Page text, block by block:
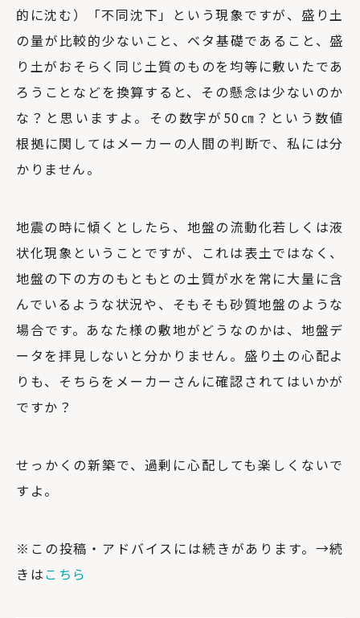
的に沈む）「不同沈下」という現象ですが、盛り土
の量が比較的少ないこと、ベタ基礎であること、盛
り土がおそらく同じ土質のものを均等に敷いたであ
ろうことなどを換算すると、その懸念は少ないのか
な？と思いますよ。その数字が50㎝？という数値
根拠に関してはメーカーの人間の判断で、私には分
かりません。
地震の時に傾くとしたら、地盤の流動化若しくは液
状化現象ということですが、これは表土ではなく、
地盤の下の方のもともとの土質が水を常に大量に含
んでいるような状況や、そもそも砂質地盤のような
場合です。あなた様の敷地がどうなのかは、地盤デ
ータを拝見しないと分かりません。盛り土の心配よ
りも、そちらをメーカーさんに確認されてはいかが
ですか？
せっかくの新築で、過剰に心配しても楽しくないで
すよ。
※この投稿・アドバイスには続きがあります。→続
きはこちら